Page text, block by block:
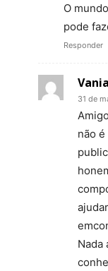
O
pode
Responder
Vania
31 de
não
Nada